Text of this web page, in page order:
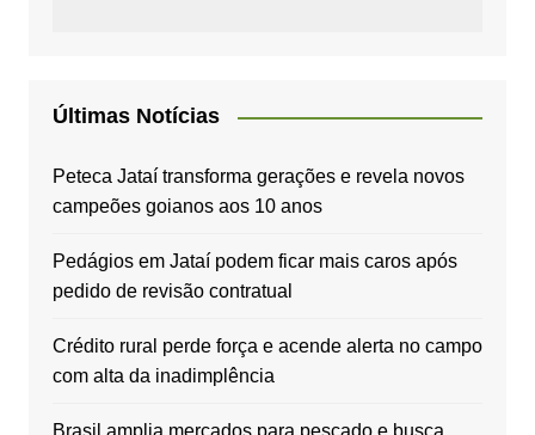
Últimas Notícias
Peteca Jataí transforma gerações e revela novos
campeões goianos aos 10 anos
Pedágios em Jataí podem ficar mais caros após
pedido de revisão contratual
Crédito rural perde força e acende alerta no campo
com alta da inadimplência